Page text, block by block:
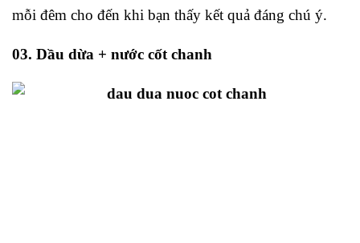
mỗi đêm cho đến khi bạn thấy kết quả đáng chú ý.
03. Dầu dừa + nước cốt chanh